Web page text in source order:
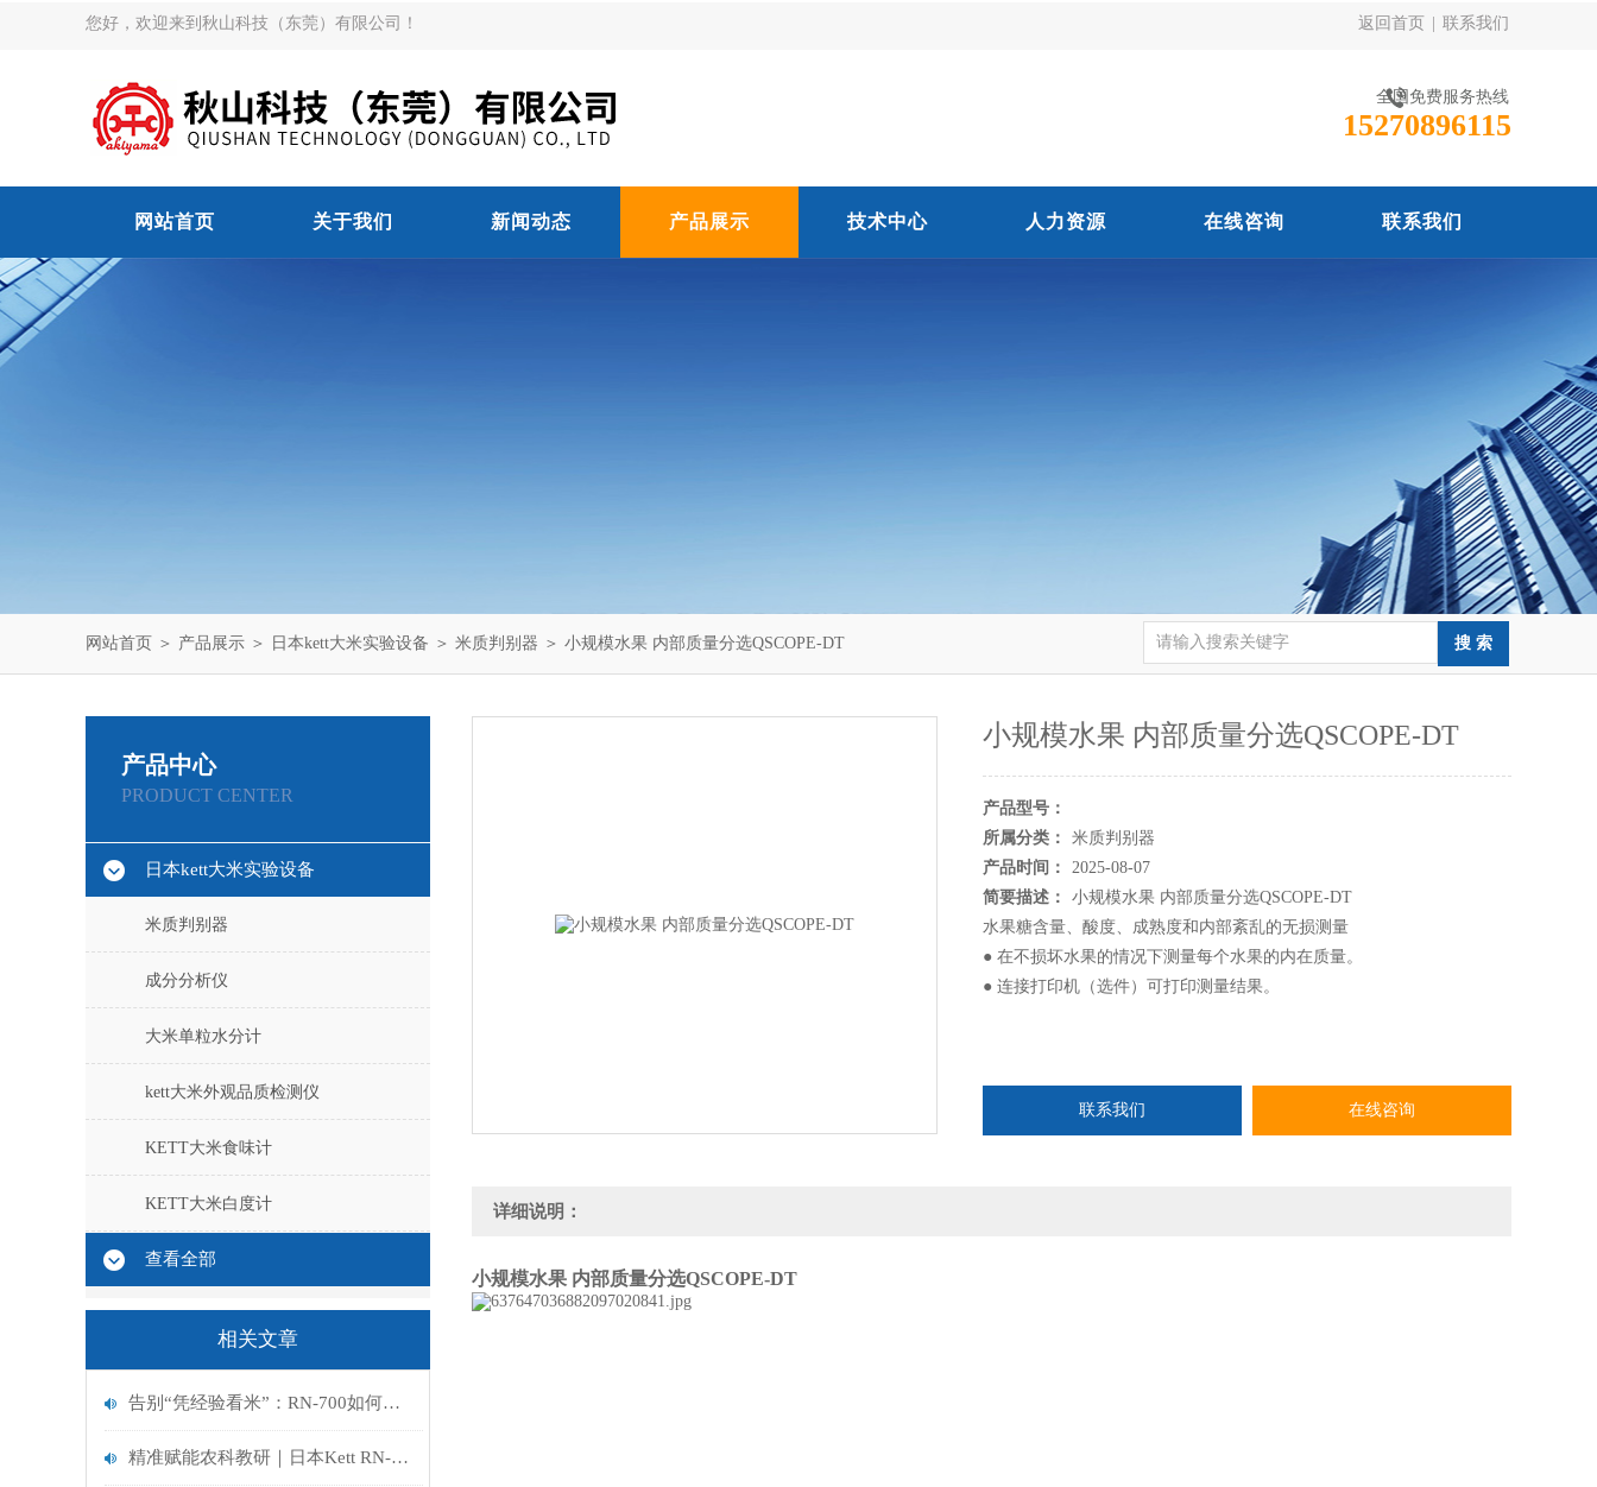
您好，欢迎来到秋山科技（东莞）有限公司！ 返回首页 联系我们
全国免费服务热线
15270896115
网站首页 关于我们 新闻动态 产品展示 技术中心 人力资源 在线咨询 联系我们
网站首页 ＞ 产品展示 ＞ 日本kett大米实验设备 ＞ 米质判别器 ＞ 小规模水果 内部质量分选QSCOPE-DT
产品中心
PRODUCT CENTER
日本kett大米实验设备
米质判别器
成分分析仪
大米单粒水分计
kett大米外观品质检测仪
KETT大米食味计
KETT大米白度计
查看全部
相关文章
告别“凭经验看米”：RN-700如何为稻米科研注入“数据芯”动力？
精准赋能农科教研｜日本Kett RN-700大米外观品质判别器
小规模水果 内部质量分选QSCOPE-DT
产品型号：
所属分类：
米质判别器
产品时间：
2025-08-07
简要描述：
小规模水果 内部质量分选QSCOPE-DT
水果糖含量、酸度、成熟度和内部紊乱的无损测量
● 在不损坏水果的情况下测量每个水果的内在质量。
● 连接打印机（选件）可打印测量结果。
联系我们 在线咨询
详细说明：
小规模水果 内部质量分选QSCOPE-DT